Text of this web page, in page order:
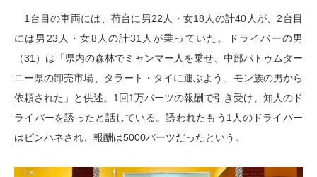
1台目の車両には、荷台に男22人・女18人の計40人が、2台目
には男23人・女8人の計31人が乗っていた。ドライバーの男
（31）は「県内の森林でミャンマー人を乗せ、中部パトゥムター
ニー県の卸売市場、タラート・タイに運ぶよう、モン族の男から
依頼された」と供述。1回1万バーツの報酬で引き受け、知人のド
ライバーを誘ったと話している。誘われたもう1人のドライバー
はピンハネされ、報酬は5000バーツだったという。